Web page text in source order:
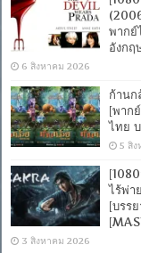
พากย์
อังก
6 สิงหาคม 2026
ก้าน
[พาก
ไทย
5 สิ
ไร้พ่า
[บรร
3 สิงหาคม 2026